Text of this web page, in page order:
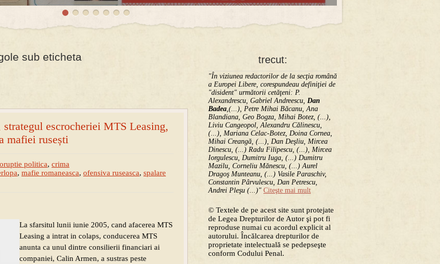
trecut:
"În viziunea redactorilor de la secţia română
a Europei Libere, corespundeau definiţiei de
"disident" următorii ce­tă­ţeni: P.
Alexandrescu, Gabriel Andreescu, Dan
Badea,(...), Petre Mihai Băcanu, Ana
Blandiana, Geo Bogza, Mihai Botez, (...),
Liviu Cangeopol, Alexandru Călinescu,
(...), Mariana Celac-Botez, Doina Cornea,
Mihai Creangă, (...), Dan Deşliu, Mircea
Dinescu, (...) Radu Filipescu, (...), Mircea
Iorgulescu, Dumitru Iuga, (...) Dumitru
Mazilu, Corneliu Mănescu, (...) Aurel
Dragoş Munteanu, (...) Vasile Paraschiv,
Constantin Pârvulescu, Dan Petrescu,
Andrei Pleşu (...)" Citeşte mai mult
© Textele de pe acest site sunt protejate
de Legea Drepturilor de Autor şi pot fi
reproduse numai cu acordul explicit al
autorului. Încălcarea drepturilor de
proprietate intelectuală se pedepseşte
conform Codului Penal.
sub eticheta
escrocheriei MTS Leasing,
mafiei rusești
politica, crima
, mafie romaneasca, ofensiva ruseasca, spalare
La sfarsitul lunii iunie 2005, cand afacerea MTS
Leasing a intrat in colaps, conducerea MTS
anunta ca unul dintre consilierii financiari ai
companiei, Calin Armen, a sustras peste